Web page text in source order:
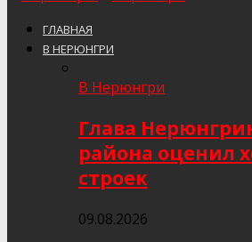
ГЛАВНАЯ
В НЕРЮНГРИ
В Нерюнгри
Глава
района оценил
строек
09.08.2026